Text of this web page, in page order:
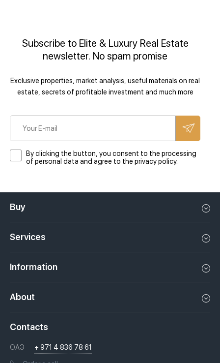
Subscribe to Elite & Luxury Real Estate
newsletter. No spam promise
Exclusive properties, market analysis, useful materials on real
estate, secrets of profitable investment and much more
By clicking the button, you consent to the processing
of personal data and agree to the privacy policy.
Buy
Apartments in Dubai
Penthouse in Dubai
Services
Rent a property in Dubai, UAE
Недвижимость за криптовалюту в Дубае
Moving to Dubai, UAE
Information
Laws
Questions And Answers
About
Licenses
Contacts
ОАЭ + 971 4 836 78 61